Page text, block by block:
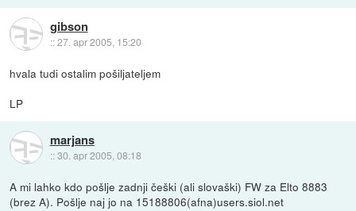
gibson
::27. apr 2005, 15:20
hvala tudi ostalim pošiljateljem
LP
marjans
::30. apr 2005, 08:18
A mi lahko kdo pošlje zadnji češki (ali slovaški) FW za Elto 8883
(brez A). Pošlje naj jo na 15188806(afna)users.siol.net